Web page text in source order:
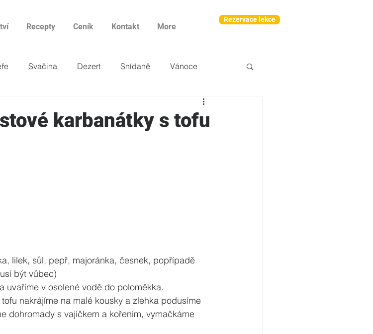
Recepty Ceník Kontakt More
Rezervace lekce
Svačina Dezert Snídaně Vánoce
karbanátky s tofu
lilek, sůl, pepř, majoránka, česnek, popřípadě
být vůbec)
uvaříme v osolené vodě do poloměkka.
nakrájíme na malé kousky a zlehka podusíme
dohromady s vajíčkem a kořením, vymačkáme